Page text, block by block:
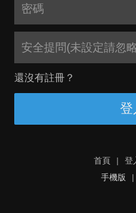
安全提問(未設定請忽
還沒有註冊？
登
首頁 | 登
手機版
|